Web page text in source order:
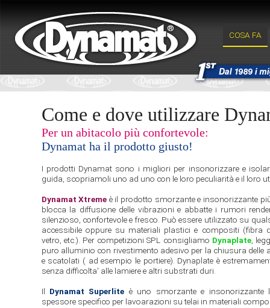
COSA FA
Come e dove utilizzare
Per un abitacolo più confortevole:
Dynamat ha il prodotto giusto!
I prodotti Dynamat sono i migliori per insonorizzare e
guida, scopriamoli uno ad uno con le loro peculiarità e il loro
Dynamat Xtreme è il prodotto smorzante e insonorizzante
blocca la diffusione delle vibrazioni e abbatte i rumori
silenzioso, confortevole e fresco. Può essere utilizzato su
accessibile oppure su materiali plastici e compositi (fibra
vetro, etc.). Per competizioni SPL consigliamo Dynaplate,
puro alluminio con rivestimento adesivo per la chiusura delle
e scatolati ( ad esempio le portiere). Dynaplate è
senza difficolta' alle lamiere e altri substrati duri.
Il Dynamat Superlite è uno smorzante e insonorizzante
spessore specifico per lavoarazioni su telai in materiali